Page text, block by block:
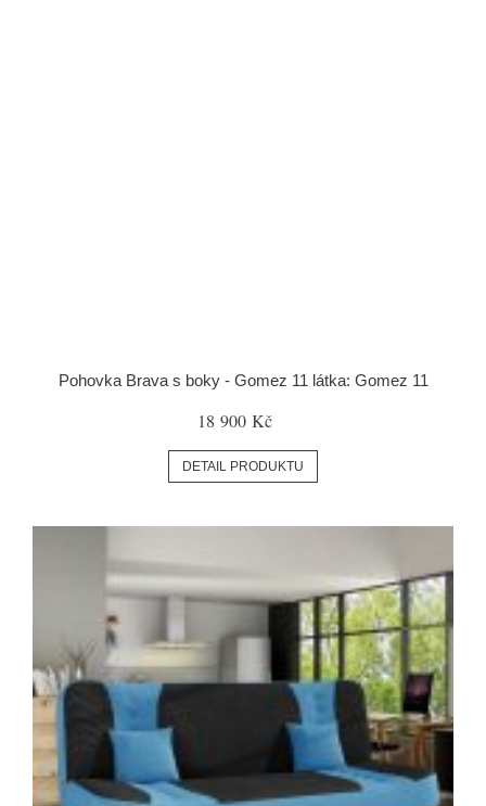
Pohovka Brava s boky - Gomez 11 látka: Gomez 11
18 900 Kč
DETAIL PRODUKTU